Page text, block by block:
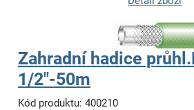
Zahradní hadice
1/2"-50m
Kód produktu: 400210